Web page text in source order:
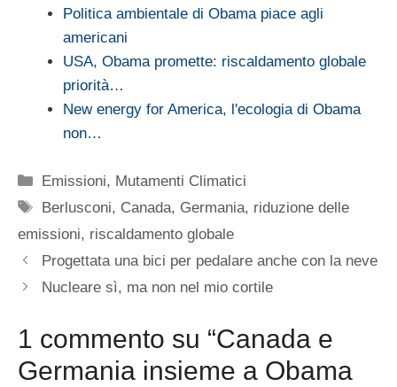
Politica ambientale di Obama piace agli
americani
USA, Obama promette: riscaldamento globale
priorità…
New energy for America, l'ecologia di Obama
non…
Categorie
Emissioni, Mutamenti Climatici
Tag
Berlusconi, Canada, Germania, riduzione delle
emissioni, riscaldamento globale
Progettata una bici per pedalare anche con la neve
Nucleare sì, ma non nel mio cortile
1 commento su “Canada e
Germania insieme a Obama